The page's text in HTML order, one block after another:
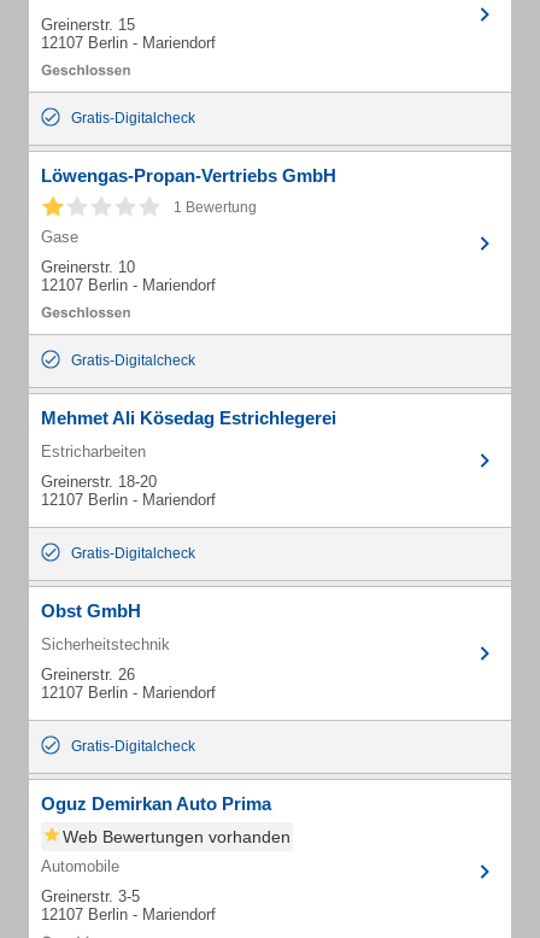
Greinerstr. 15
12107 Berlin - Mariendorf
Gratis-Digitalcheck
Löwengas-Propan-Vertriebs GmbH
1 Bewertung
Gase
Greinerstr. 10
12107 Berlin - Mariendorf
Gratis-Digitalcheck
Mehmet Ali Kösedag Estrichlegerei
Estricharbeiten
Greinerstr. 18-20
12107 Berlin - Mariendorf
Gratis-Digitalcheck
Obst GmbH
Sicherheitstechnik
Greinerstr. 26
12107 Berlin - Mariendorf
Gratis-Digitalcheck
Oguz Demirkan Auto Prima
Web Bewertungen vorhanden
Automobile
Greinerstr. 3-5
12107 Berlin - Mariendorf